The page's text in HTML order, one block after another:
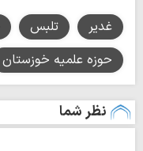
غدیر تلبس
حوزه علمیه خوزستان
نظر شما